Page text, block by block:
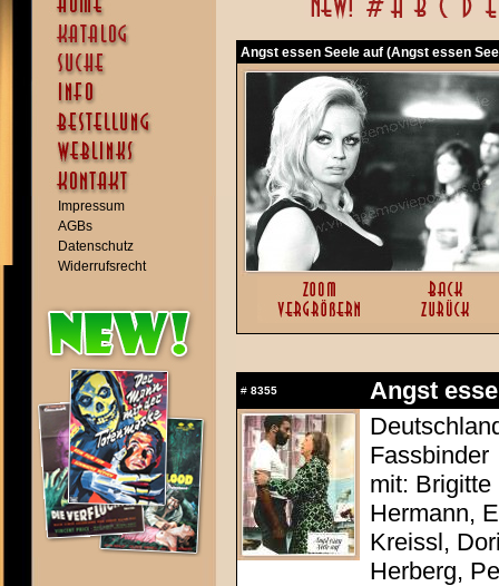
Impressum
AGBs
Datenschutz
Widerrufsrecht
Angst essen Seele auf (Angst essen
# 8355
Angst
Fassbinder
mit:
Hermann,
Kreissl,
Herberg,